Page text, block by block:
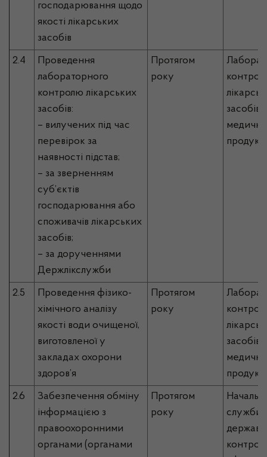
господарювання щодо
якості лікарських
засобів
2.4
Проведення
лабораторного
контролю лікарських
засобів:
– вилучених під час
перевірок за
наявності підстав;
– за зверненням
суб’єктів
господарювання або
споживачів лікарських
засобів;
– за дорученнями
Держлікслужби
Протягом
року
засобів
2.5
Проведення фізико-
хімічного аналізу
якості води очищеної,
виготовленої у
закладах охорони
здоров’я
Протягом
року
засобів
2.6
Забезпечення обміну
інформацією з
правоохоронними
органами (органами
Протягом
року
служби,